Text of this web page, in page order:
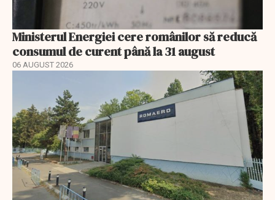
Ministerul Energiei cere românilor să reducă
consumul de curent până la 31 august
06 AUGUST 2026